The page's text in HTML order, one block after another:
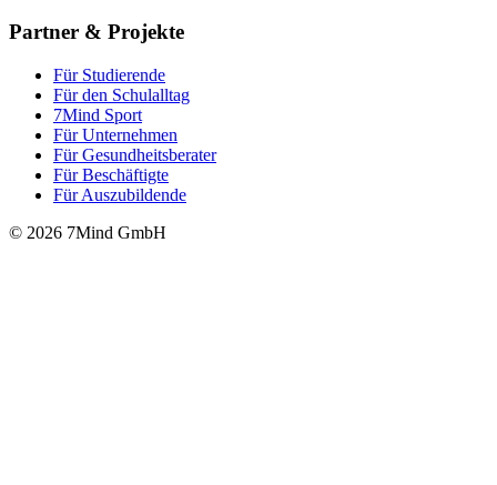
Partner & Projekte
Für Stu­die­rende
Für den Schulalltag
7Mind Sport
Für Unter­neh­men
Für Gesund­heits­be­ra­ter
Für Beschäftigte
Für Auszubildende
© 2026 7Mind GmbH